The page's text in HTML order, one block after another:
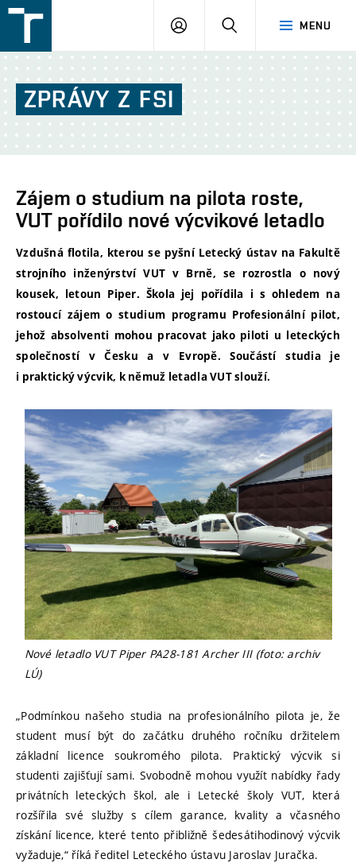
v
Brně
MENU
PŘIHLÁŠENÍ
ZPRÁVY Z FSI
Zájem o studium na pilota roste,
VUT pořídilo nové výcvikové letadlo
Vzdušná flotila, kterou se pyšní Letecký ústav na Fakultě
strojního inženýrství VUT v Brně, se rozrostla o nový
kousek, letoun Piper. Škola jej pořídila i s ohledem na
rostoucí zájem o studium programu Profesionální pilot,
jehož absolventi mohou pracovat jako piloti u leteckých
společností v Česku a v Evropě. Součástí studia je
i praktický výcvik, k němuž letadla VUT slouží.
Nové letadlo VUT Piper PA28-181 Archer III (foto: archiv
LÚ)
„Podmínkou našeho studia na profesionálního pilota je, že
student musí být do začátku druhého ročníku držitelem
základní licence soukromého pilota. Praktický výcvik si
studenti zajišťují sami. Svobodně mohou využít nabídky řady
privátních leteckých škol, ale i Letecké školy VUT, která
rozšířila své služby s cílem garance, kvality a včasného
získání licence, které tento přibližně šedesátihodinový výcvik
vyžaduje,“ říká ředitel Leteckého ústavu Jaroslav Juračka.